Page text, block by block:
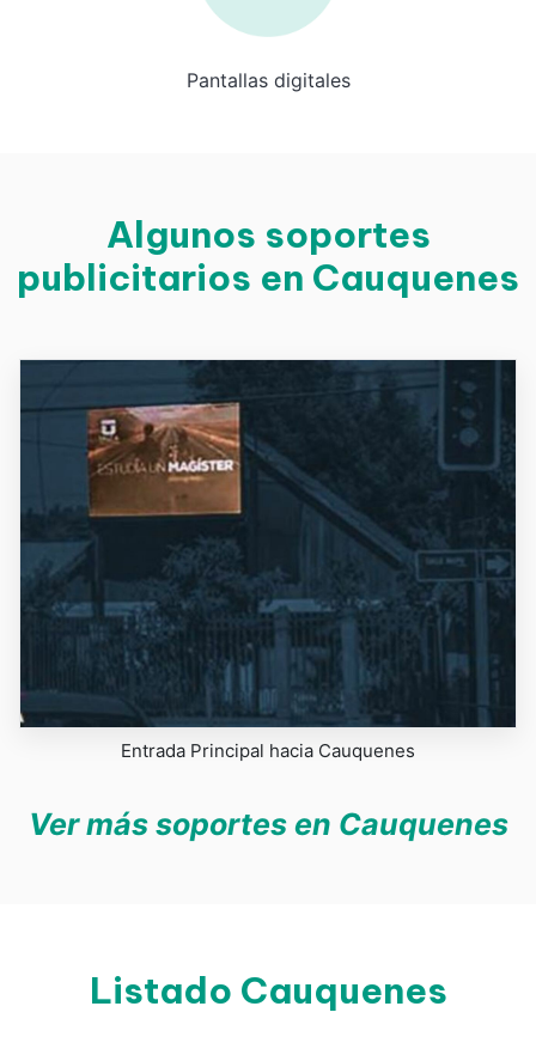
Pantallas digitales
Algunos soportes
publicitarios en Cauquenes
Entrada Principal hacia Cauquenes
Ver más soportes en Cauquenes
Listado Cauquenes